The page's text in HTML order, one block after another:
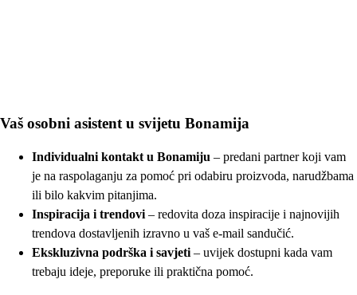
Vaš osobni asistent u svijetu Bonamija
Individualni kontakt u Bonamiju – predani partner koji vam
je na raspolaganju za pomoć pri odabiru proizvoda, narudžbama
ili bilo kakvim pitanjima.
Inspiracija i trendovi – redovita doza inspiracije i najnovijih
trendova dostavljenih izravno u vaš e-mail sandučić.
Ekskluzivna podrška i savjeti – uvijek dostupni kada vam
trebaju ideje, preporuke ili praktična pomoć.